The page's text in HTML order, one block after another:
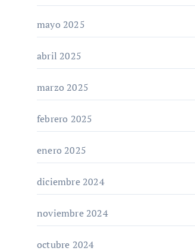
mayo 2025
abril 2025
marzo 2025
febrero 2025
enero 2025
diciembre 2024
noviembre 2024
octubre 2024